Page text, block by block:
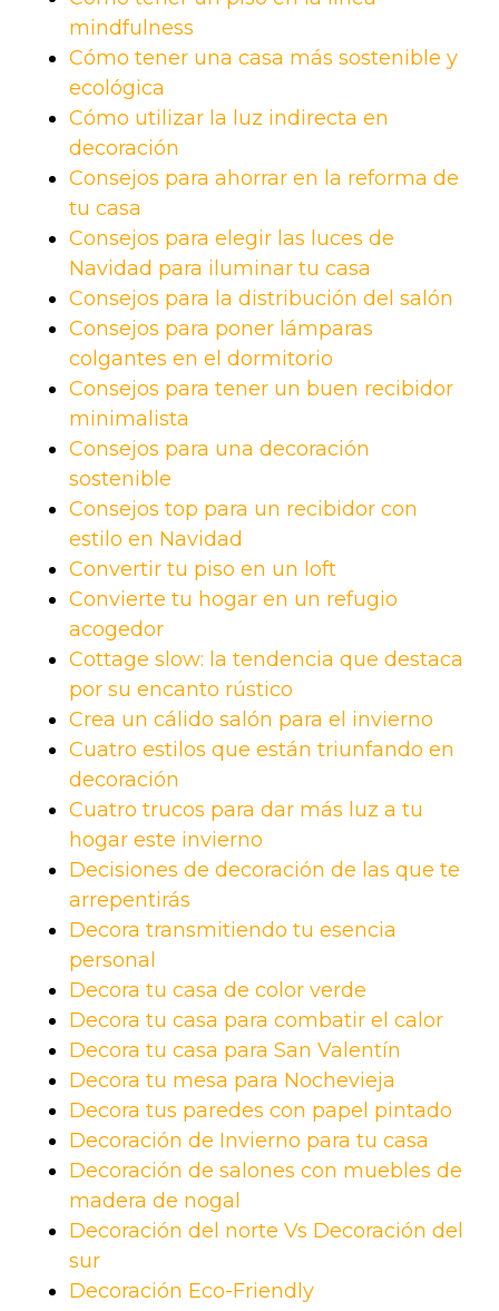
mindfulness
Cómo tener una casa más sostenible y
ecológica
Cómo utilizar la luz indirecta en
decoración
Consejos para ahorrar en la reforma de
tu casa
Consejos para elegir las luces de
Navidad para iluminar tu casa
Consejos para la distribución del salón
Consejos para poner lámparas
colgantes en el dormitorio
Consejos para tener un buen recibidor
minimalista
Consejos para una decoración
sostenible
Consejos top para un recibidor con
estilo en Navidad
Convertir tu piso en un loft
Convierte tu hogar en un refugio
acogedor
Cottage slow: la tendencia que destaca
por su encanto rústico
Crea un cálido salón para el invierno
Cuatro estilos que están triunfando en
decoración
Cuatro trucos para dar más luz a tu
hogar este invierno
Decisiones de decoración de las que te
arrepentirás
Decora transmitiendo tu esencia
personal
Decora tu casa de color verde
Decora tu casa para combatir el calor
Decora tu casa para San Valentín
Decora tu mesa para Nochevieja
Decora tus paredes con papel pintado
Decoración de Invierno para tu casa
Decoración de salones con muebles de
madera de nogal
Decoración del norte Vs Decoración del
sur
Decoración Eco-Friendly